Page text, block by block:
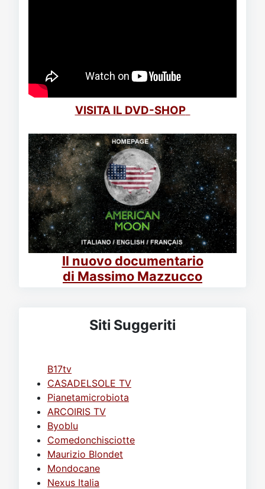
VISITA IL DVD-SHOP
Il nuovo documentario
di Massimo Mazzucco
Siti Suggeriti
B17tv
CASADELSOLE TV
Pianetamicrobiota
ARCOIRIS TV
Byoblu
Comedonchisciotte
Maurizio Blondet
Mondocane
Nexus Italia